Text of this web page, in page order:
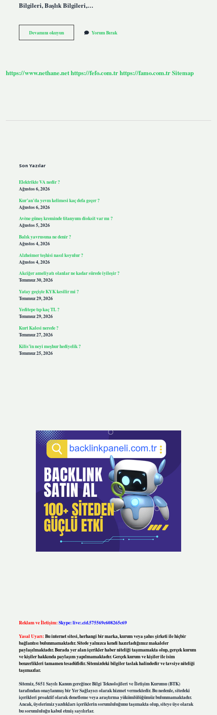
Bilgileri, Başlık Bilgileri,…
Devamını okuyunAmbar
Tesellüm
Yorum Bırak
https://www.nethane.nethttps://fefo.com.trhttps://famo.com.trSitemap
Son Yazılar
Elektrikte VA nedir ?
Ağustos 6, 2026
Kur’an’da yevm kelimesi kaç defa geçer ?
Ağustos 6, 2026
Avène güneş kreminde titanyum dioksit var mı ?
Ağustos 5, 2026
Balık yavrusuna ne denir ?
Ağustos 4, 2026
Alzheimer teşhisi nasıl koyulur ?
Ağustos 4, 2026
Akciğer ameliyatı olanlar ne kadar sürede iyileşir ?
Temmuz 30, 2026
Yatay geçişte KYK kesilir mi ?
Temmuz 29, 2026
Yeditepe tıp kaç TL ?
Temmuz 29, 2026
Kurt Kalesi nerede ?
Temmuz 27, 2026
Kilis’in neyi meşhur hediyelik ?
Temmuz 25, 2026
Reklam ve İletişim:Skype: live:.cid.575569c608265c69
Yasal Uyarı:Bu internet sitesi, herhangi bir marka, kurum veya şahıs şirketi ile hiçbir
bağlantısı bulunmamaktadır. Sitede yalnızca kendi hazırladığımız makaleler
paylaşılmaktadır. Burada yer alan içerikler haber niteliği taşımamakta olup, gerçek kurum
ve kişiler hakkında paylaşım yapılmamaktadır. Gerçek kurum ve kişiler ile isim
benzerlikleri tamamen tesadüfidir. Sitemizdeki bilgiler taslak halindedir ve tavsiye niteliği
taşımazlar.
Sitemiz, 5651 Sayılı Kanun gereğince Bilgi Teknolojileri ve İletişim Kurumu (BTK)
tarafından onaylanmış bir Yer Sağlayıcı olarak hizmet vermektedir. Bu nedenle, sitedeki
içerikleri proaktif olarak denetleme veya araştırma yükümlülüğümüz bulunmamaktadır.
Ancak, üyelerimiz yazdıkları içeriklerin sorumluluğunu taşımakta olup, siteye üye olarak
bu sorumluluğu kabul etmiş sayılırlar.